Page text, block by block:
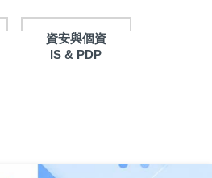
資安與個資
IS & PDP